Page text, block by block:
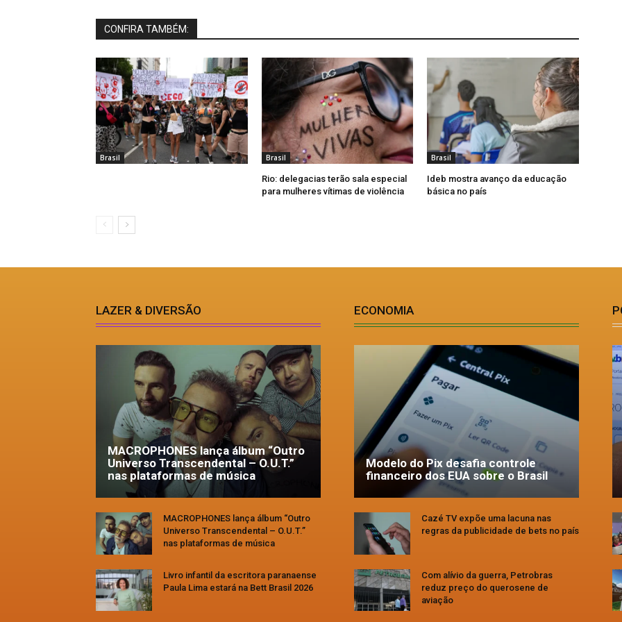
CONFIRA TAMBÉM:
Brasil Brasil
Rio: delegacias terão sala especial
para mulheres vítimas de violência
Brasil
Ideb mostra avanço da educação
básica no país
LAZER & DIVERSÃO
MACROPHONES lança álbum “Outro
Universo Transcendental – O.U.T.”
nas plataformas de música
MACROPHONES lança álbum “Outro
Universo Transcendental – O.U.T.”
nas plataformas de música
Livro infantil da escritora paranaense
Paula Lima estará na Bett Brasil 2026
ECONOMIA
Modelo do Pix desafia controle
financeiro dos EUA sobre o Brasil
Cazé TV expõe uma lacuna nas
regras da publicidade de bets no país
Com alívio da guerra, Petrobras
reduz preço do querosene de
aviação